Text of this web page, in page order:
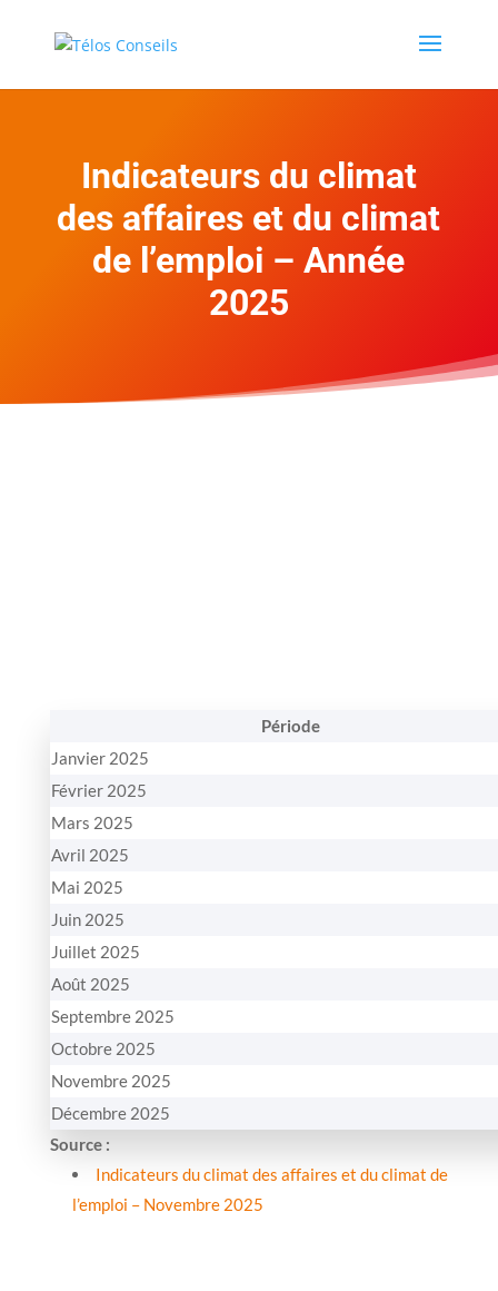
Indicateurs du climat
des affaires et du climat
de l’emploi – Année
2025
Période
Janvier 2025
Février 2025
Mars 2025
Avril 2025
Mai 2025
Juin 2025
Juillet 2025
Août 2025
Septembre 2025
Octobre 2025
Novembre 2025
Décembre 2025
Source :
Indicateurs du climat des affaires et du climat de
l’emploi – Novembre 2025